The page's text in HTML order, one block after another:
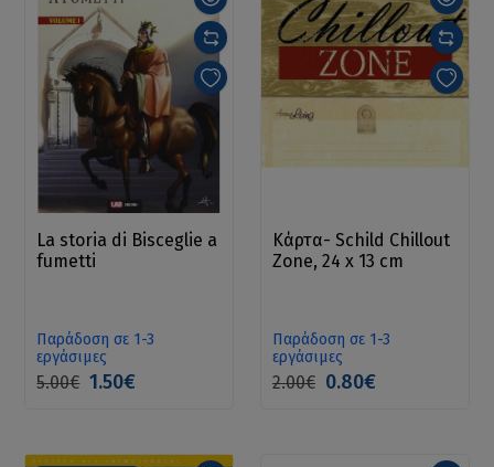
La storia di Bisceglie a
fumetti
Παράδοση σε 1-3
εργάσιμες
5.00€ 1.50€
Κάρτα- Schild Chillout
Zone, 24 x 13 cm
Παράδοση σε 1-3
εργάσιμες
2.00€ 0.80€